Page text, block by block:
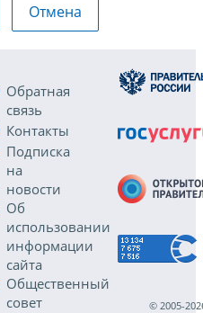
Отмена
Обратная
связь
Контакты
Подписка
на
новости
Об
использовании
информации
сайта
Общественный
совет
© 2005-